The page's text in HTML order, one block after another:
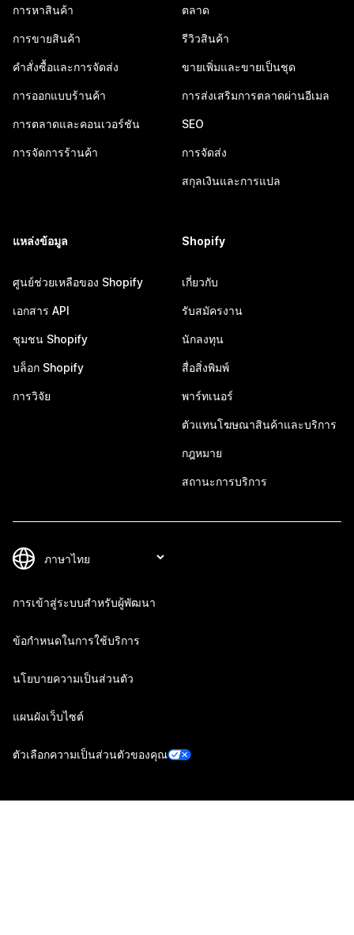
การหาสินค้า
การขายสินค้า
คำสั่งซื้อและการจัดส่ง
การออกแบบร้านค้า
การตลาดและคอนเวอร์ชัน
การจัดการร้านค้า
ตลาด
รีวิวสินค้า
ขายเพิ่มและขายเป็นชุด
การส่งเสริมการตลาดผ่านอีเมล
SEO
การจัดส่ง
สกุลเงินและการแปล
แหล่งข้อมูล
ศูนย์ช่วยเหลือของ Shopify
เอกสาร API
ชุมชน Shopify
บล็อก Shopify
การวิจัย
Shopify
เกี่ยวกับ
รับสมัครงาน
นักลงทุน
สื่อสิ่งพิมพ์
พาร์ทเนอร์
ตัวแทนโฆษณาสินค้าและบริการ
กฎหมาย
สถานะการบริการ
การเข้าสู่ระบบสำหรับผู้พัฒนา
ข้อกำหนดในการใช้บริการ
นโยบายความเป็นส่วนตัว
แผนผังเว็บไซต์
ตัวเลือกความเป็นส่วนตัวของคุณ